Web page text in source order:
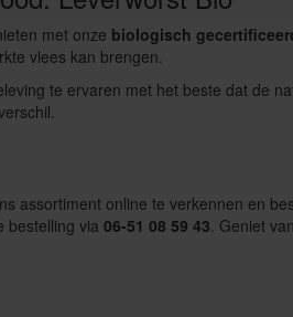
met onze biologisch
vlees kan brengen.
te ervaren met het beste dat de
assortiment online te verkennen en
bestelling via 06-51 08 59 43. Geniet van